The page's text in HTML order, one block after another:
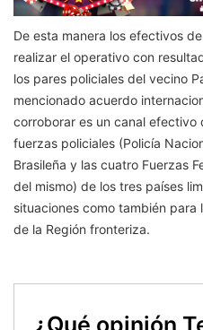
De esta manera los efectivos
realizar el operativo con
los pares policiales del vecino
mencionado acuerdo
corroborar es un canal efectivo
fuerzas policiales (Policía
Brasileña y las cuatro Fuerzas
del mismo) de los tres países
situaciones como también
de la Región fronteriza.